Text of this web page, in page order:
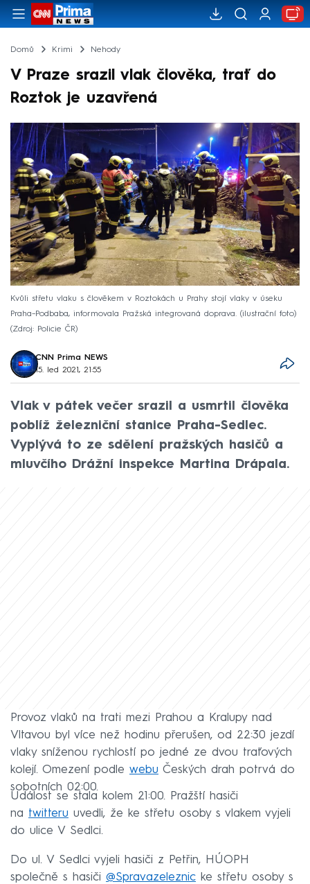
Domů Krimi Nehody
V Praze srazil vlak člověka, trať do
Roztok je uzavřená
Kvůli střetu vlaku s člověkem v Roztokách u Prahy stojí vlaky v úseku
Praha–Podbaba, informovala Pražská integrovaná doprava. (ilustrační foto)
Zdroj: Policie ČR
CNN Prima NEWS
15. led 2021, 21:55
Vlak v pátek večer srazil a usmrtil člověka
poblíž železniční stanice Praha-Sedlec.
Vyplývá to ze sdělení pražských hasičů a
mluvčího Drážní inspekce Martina Drápala.
Provoz vlaků na trati mezi Prahou a Kralupy nad
Vltavou byl více než hodinu přerušen, od 22:30 jezdí
vlaky sníženou rychlostí po jedné ze dvou traťových
kolejí. Omezení podle webu Českých drah potrvá do
sobotních 02:00.
Událost se stala kolem 21:00. Pražští hasiči
na twitteru uvedli, že ke střetu osoby s vlakem vyjeli
do ulice V Sedlci.
Do ul. V Sedlci vyjeli hasiči z Petřin, HÚOPH
společně s hasiči @Spravazeleznic ke střetu osoby s